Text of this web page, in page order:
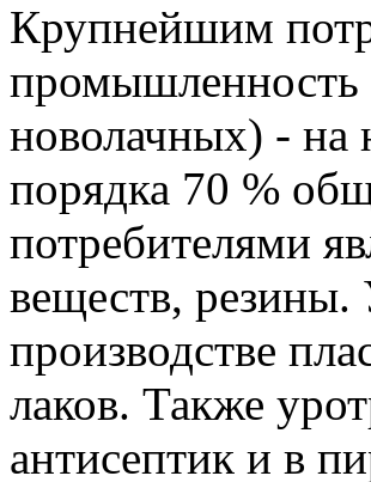
Крупнейшим
промышленность
новолачных) - на
порядка 70 %
потребителями
веществ, резины.
производстве
лаков. Также
антисептик и в